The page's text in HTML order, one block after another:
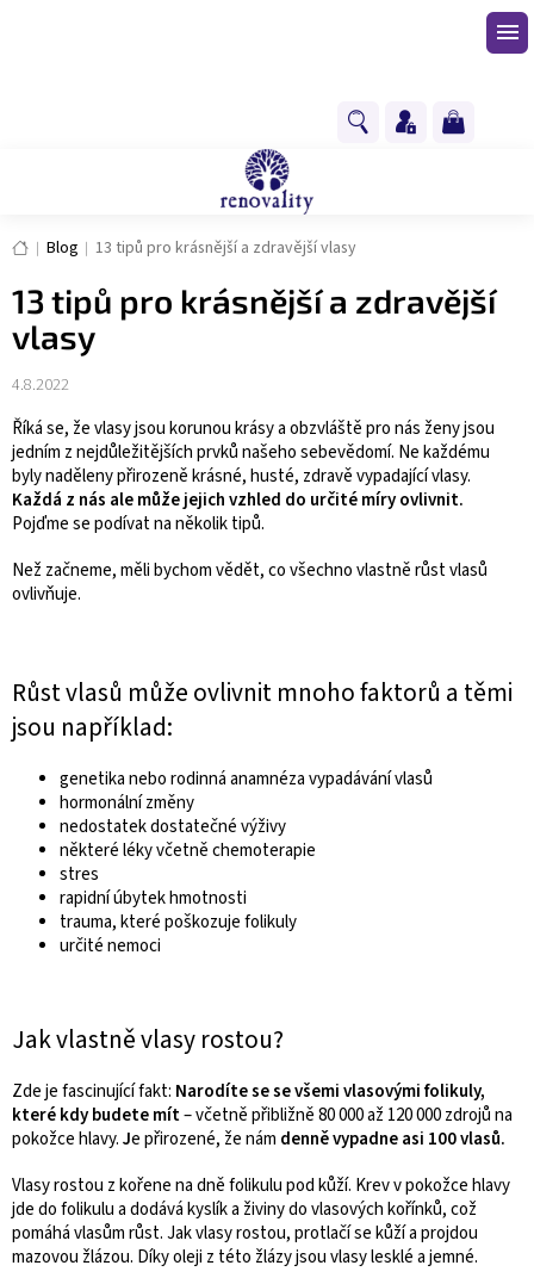
NÁKUPNÍ
Domů
Blog 13 tipů pro krásnější a zdravější vlasy
13 tipů pro krásnější a zdravější
vlasy
4.8.2022
Říká se, že vlasy jsou korunou krásy a obzvláště pro nás ženy jsou
jedním z nejdůležitějších prvků našeho sebevědomí. Ne každému
byly naděleny přirozeně krásné, husté, zdravě vypadající vlasy.
Každá z nás ale může jejich vzhled do určité míry ovlivnit.
Pojďme se podívat na několik tipů.
Než začneme, měli bychom vědět, co všechno vlastně růst vlasů
ovlivňuje.
Růst vlasů může ovlivnit mnoho faktorů a těmi
jsou například:
genetika nebo rodinná anamnéza vypadávání vlasů
hormonální změny
nedostatek dostatečné výživy
některé léky včetně chemoterapie
stres
rapidní úbytek hmotnosti
trauma, které poškozuje folikuly
určité nemoci
Jak vlastně vlasy rostou?
Zde je fascinující fakt: Narodíte se se všemi vlasovými folikuly,
které kdy budete mít– včetně přibližně 80 000 až 120 000 zdrojů na
pokožce hlavy.Je přirozené, že nám denně vypadne asi 100 vlasů.
Vlasy rostou z kořene na dně folikulu pod kůží. Krev v pokožce hlavy
jde do folikulu a dodává kyslík a živiny do vlasových kořínků, což
pomáhá vlasům růst.Jak vlasy rostou, protlačí se kůží a projdou
mazovou žlázou. Díky oleji z této žlázy jsou vlasy lesklé a jemné.